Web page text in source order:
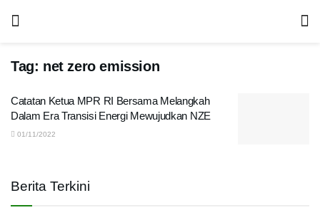
Tag: net zero emission
Catatan Ketua MPR RI Bersama Melangkah
Dalam Era Transisi Energi Mewujudkan NZE
01/11/2022
Berita Terkini